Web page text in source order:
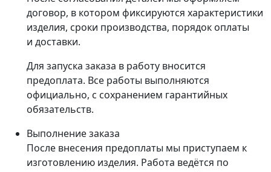
договор, в котором фиксируются характеристики
изделия, сроки производства, порядок оплаты
и доставки.
Для запуска заказа в работу вносится
предоплата. Все работы выполняются
официально, с сохранением гарантийных
обязательств.
Выполнение заказа
После внесения предоплаты мы приступаем к
изготовлению изделия. Работа ведётся по